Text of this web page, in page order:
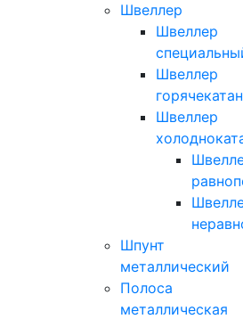
Швеллер
Швеллер
Швеллер
Швеллер
Шпунт
металлический
Полоса
металлическая